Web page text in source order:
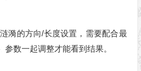
漪的方向/长度设置，需要配合最
参数一起调整才能看到结果。